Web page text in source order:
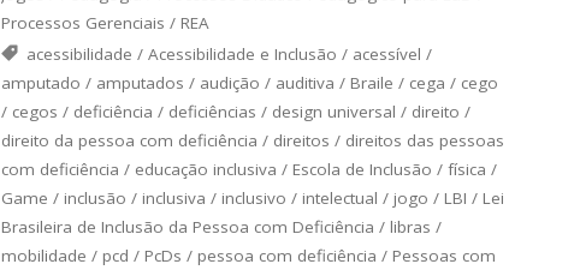
Processos Gerenciais / REA
acessibilidade /Acessibilidade e Inclusão / acessível /
amputado / amputados / audição / auditiva / Braile / cega / cego
/ cegos / deficiência / deficiências / design universal / direito /
direito da pessoa com deficiência / direitos / direitos das pessoas
com deficiência / educação inclusiva / Escola de Inclusão / física /
Game / inclusão / inclusiva / inclusivo / intelectual / jogo / LBI / Lei
Brasileira de Inclusão da Pessoa com Deficiência / libras /
mobilidade / pcd / PcDs / pessoa com deficiência / Pessoas com